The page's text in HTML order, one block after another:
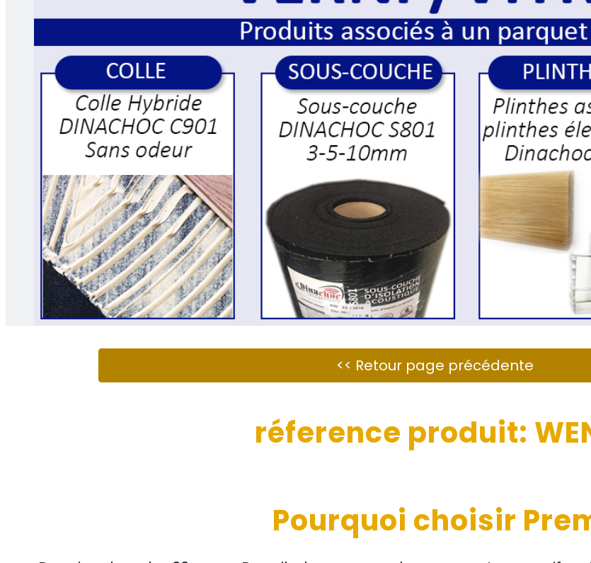
réference produit:
Pourquoi choisir